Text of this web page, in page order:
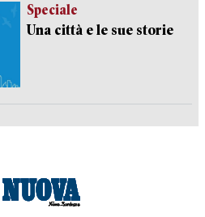
Speciale
Una città e le sue storie